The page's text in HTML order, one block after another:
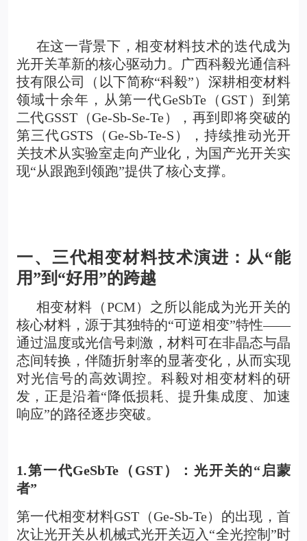
在这一背景下，相变材料技术的迭代成为
光开关革新的核心驱动力。广西科毅光通信科
技有限公司（以下简称“科毅”）深耕相变材料
领域十余年，从第一代GeSbTe（GST）到第
二代GSST（Ge-Sb-Se-Te），再到即将突破的
第三代GSTS（Ge-Sb-Te-S），持续推动光开
关技术从实验室走向产业化，为国产光开关实
现“从跟跑到领跑”提供了核心支撑。
一、三代相变材料技术演进：从“能
用”到“好用”的跨越
相变材料（PCM）之所以能成为光开关的
核心材料，源于其独特的“可逆相变”特性——
通过温度或光信号刺激，材料可在非晶态与晶
态间转换，伴随折射率的显著变化，从而实现
对光信号的高效调控。科毅对相变材料的研
发，正是沿着“降低损耗、提升集成度、加速
响应”的路径逐步突破。
1.第一代GeSbTe（GST）：光开关的“启蒙
者”
第一代相变材料GST（Ge-Sb-Te）的出现，首
次让光开关从机械式光开关迈入“全光控制”时